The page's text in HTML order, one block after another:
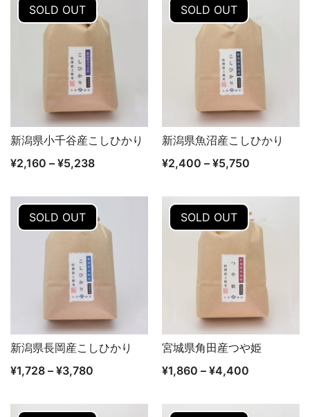
SOLD OUT
クイックビュー
新潟県小千谷産こしひかり
¥2,160 – ¥5,238
SOLD OUT
クイックビュー
新潟県魚沼産こしひかり
¥2,400 – ¥5,750
SOLD OUT
クイックビュー
新潟県長岡産こしひかり
¥1,728 – ¥3,780
SOLD OUT
クイックビュー
宮城県角田産つや姫
¥1,860 – ¥4,400